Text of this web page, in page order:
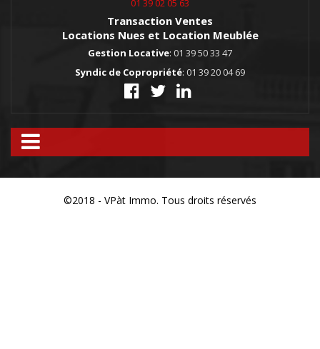
Contact
01 39 02 05 63
Transaction Ventes
Locations Nues et Location Meublée
Gestion Locative: 01 39 50 33 47
Syndic de Copropriété: 01 39 20 04 69
©2018 - VPàt Immo. Tous droits réservés